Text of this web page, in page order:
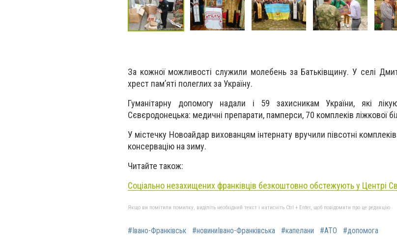
За кожної можливості служили молебень за Батьківщину. У селі
хрест пам’яті полеглих за Україну.
Гуманітарну допомогу надали і 59 захисникам України, які
Сєвєродонецька: медичні препарати, памперси, 70 комплеків ліжкової
У містечку Новоайдар вихованцям інтернату вручили півсотні
консервацію на зиму.
Читайте також:
Соціально незахищених франківців безкоштовно обстежують у Центрі
Якщо ви помітили помилку, виділіть необхідний текст і натисніть Ctrl + Enter, щоб повідомити про це редакцію
#Івано-Франківськ #новиниІвано-Франківська #капелани #АТО #допомога